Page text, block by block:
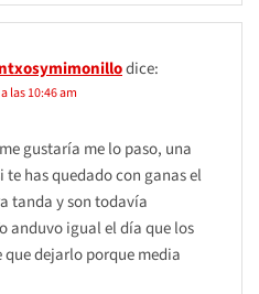
dice:
las 10:46 am
gustaría me lo paso, una
has quedado con ganas el
tanda y son todavía
anduvo igual el día que los
dejarlo porque media